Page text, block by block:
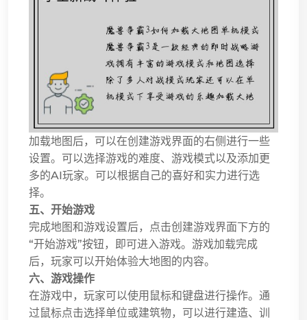
加载地图后，可以在创建游戏界面的右侧进行一些
设置。可以选择游戏的难度、游戏模式以及添加更
多的AI玩家。可以根据自己的喜好和实力进行选
择。
五、开始游戏
完成地图和游戏设置后，点击创建游戏界面下方的
“开始游戏”按钮，即可进入游戏。游戏加载完成
后，玩家可以开始体验大地图的内容。
六、游戏操作
在游戏中，玩家可以使用鼠标和键盘进行操作。通
过鼠标点击选择单位或建筑物，可以进行建造、训